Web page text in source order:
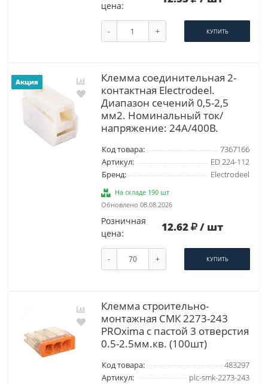
цена:
- + КУПИТЬ
Акция
Клемма соединительная 2-
контактная Elеctrodeel.
Диапазон сечений 0,5-2,5
мм2. Номинальный ток/
напряжение: 24А/400В.
Код товара:
7367166
Артикул:
ED 224-112
Бренд:
Electrodeel
На складе 190 шт
Обновлено 08.08.2026
Розничная
цена:
12.62 / шт
- + КУПИТЬ
Клемма строительно-
монтажная СМК 2273-243
PROxima с пастой 3 отверстия
0.5-2.5мм.кв. (100шт)
Код товара:
483297
Артикул:
plc-smk-2273-243